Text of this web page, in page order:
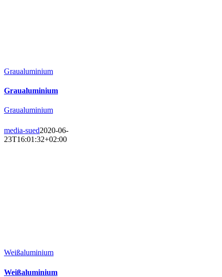
Graualuminium
Graualuminium
Graualuminium
media-sued2020-06-
23T16:01:32+02:00
Weißaluminium
Weißaluminium